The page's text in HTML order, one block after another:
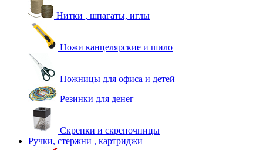
Нитки , шпагаты, иглы
Ножи канцелярские и шило
Ножницы для офиса и детей
Резинки для денег
Скрепки и скрепочницы
Ручки, стержни , картриджи